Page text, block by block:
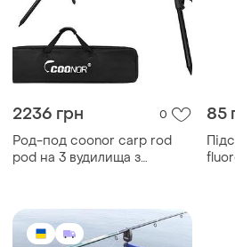
2236 грн 0
Род-под coonor carp rod
pod на 3 вудилища з
85